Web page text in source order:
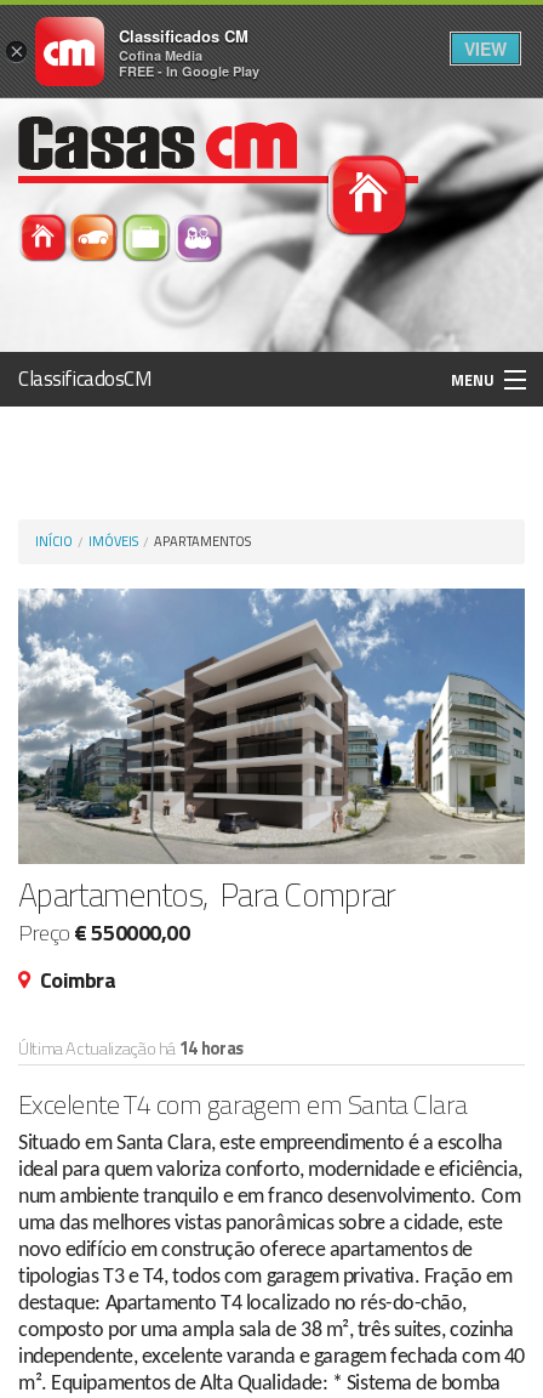
ClassificadosCM MENU
INÍCIO IMÓVEIS APARTAMENTOS
Apartamentos, Para Comprar
Preço€ 550000,00
Coimbra
Última Actualização há14 horas
Excelente T4 com garagem em Santa Clara
Situado em Santa Clara, este empreendimento é a escolha
ideal para quem valoriza conforto, modernidade e eficiência,
num ambiente tranquilo e em franco desenvolvimento. Com
uma das melhores vistas panorâmicas sobre a cidade, este
novo edifício em construção oferece apartamentos de
tipologias T3 e T4, todos com garagem privativa. Fração em
destaque: Apartamento T4 localizado no rés-do-chão,
composto por uma ampla sala de 38 m², três suites, cozinha
independente, excelente varanda e garagem fechada com 40
m². Equipamentos de Alta Qualidade: * Sistema de bomba
×
Classificados CM
Cofina Media
FREE - In Google Play
VIEW